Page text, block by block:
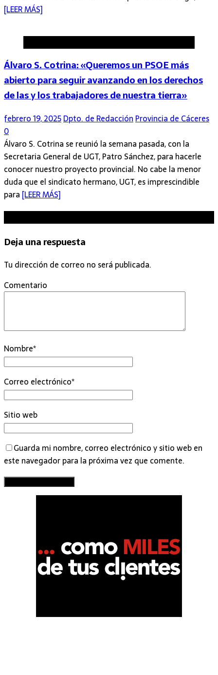
[LEER MÁS]
Álvaro S. Cotrina: «Queremos un PSOE más
abierto para seguir avanzando en los derechos
de las y los trabajadores de nuestra tierra»
febrero 19, 2025Dpto. de Redacción Provincia de Cáceres
0
Álvaro S. Cotrina se reunió la semana pasada, con la
Secretaria General de UGT, Patro Sánchez, para hacerle
conocer nuestro proyecto provincial. No cabe la menor
duda que el sindicato hermano, UGT, es imprescindible
para [LEER MÁS]
Deja una respuesta
Tu dirección de correo no será publicada.
Comentario
Nombre*
Correo electrónico*
Sitio web
Guarda mi nombre, correo electrónico y sitio web en
este navegador para la próxima vez que comente.